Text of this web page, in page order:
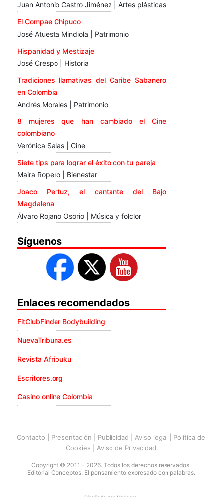
Juan Antonio Castro Jiménez | Artes plásticas
El Compae Chipuco
José Atuesta Mindiola | Patrimonio
Hispanidad y Mestizaje
José Crespo | Historia
Tradiciones llamativas del Caribe Sabanero
en Colombia
Andrés Morales | Patrimonio
8 mujeres que han cambiado el Cine
colombiano
Verónica Salas | Cine
Siete tips para lograr el éxito con tu pareja
Maira Ropero | Bienestar
Joaco Pertuz, el cantante del Bajo
Magdalena
Álvaro Rojano Osorio | Música y folclor
Síguenos
Enlaces recomendados
FitClubFinder Bodybuilding
NuevaTribuna.es
Revista Afribuku
Escritores.org
Casino online Colombia
Contacto Presentación Publicidad Aviso legal
Política de
Cookies
Aviso de Privacidad
Copyright © 2011 - 2026. Todos los derechos reservados.
Editorial Conceptos. El pensamiento expresado con palabras.